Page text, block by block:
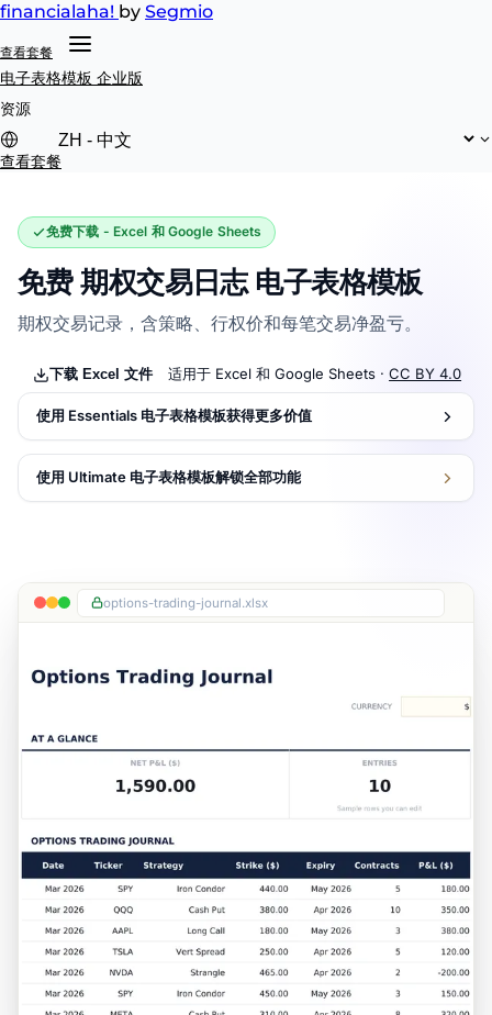
financialaha! by Segmio
查看套餐
电子表格模板 企业版
资源
查看套餐
免费下载 - Excel 和 Google Sheets
免费 期权交易日志 电子表格模板
期权交易记录，含策略、行权价和每笔交易净盈亏。
下载 Excel 文件 适用于 Excel 和 Google Sheets ·CC BY 4.0
使用 Essentials 电子表格模板获得更多价值
使用 Ultimate 电子表格模板解锁全部功能
options-trading-journal.xlsx